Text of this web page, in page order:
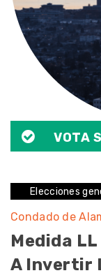
VOTA
Elecciones
Condado de
Medida
A Invertir